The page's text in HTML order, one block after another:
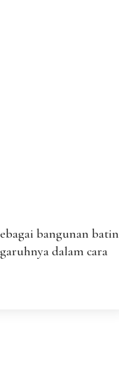
bangunan batin
dalam cara